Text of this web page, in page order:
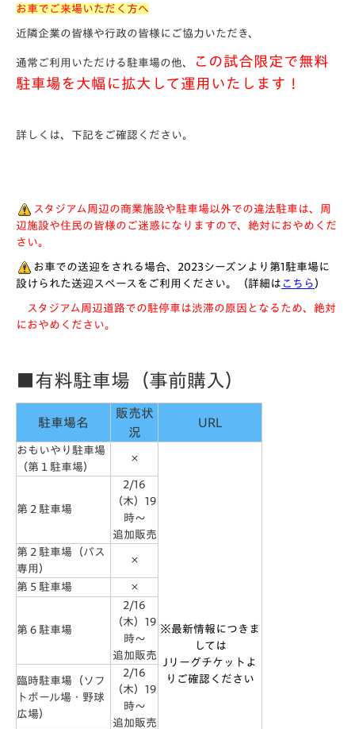
お車でご来場いただく方へ
近隣企業の皆様や行政の皆様にご協力いただき、
通常ご利用いただける駐車場の他、
この試合限定で無料
駐車場を大幅に拡大して運用いたします！
詳しくは、下記をご確認ください。
スタジアム周辺の商業施設や駐車場以外での違法駐車は、周
辺施設や住民の皆様のご迷惑になりますので、絶対におやめくだ
さい。
お車での送迎をされる場合、2023シーズンより第1駐車場に
設けられた送迎スペースをご利用ください。（詳細は こちら ）
スタジアム周辺道路での駐停車は渋滞の原因となるため、絶対
におやめください。
■有料駐車場（事前購入）
駐車場名
販売状
況
URL
おもいやり駐車場
（第１駐車場）
×
※最新情報につきま
しては
Jリーグチケットよ
りご確認ください
第２駐車場
2/16
（木）19
時～
追加販売
第２駐車場（バス
専用）
×
第５駐車場 ×
第６駐車場
2/16
（木）19
時～
追加販売
臨時駐車場（ソフ
トボール場・野球
広場）
2/16
（木）19
時～
追加販売